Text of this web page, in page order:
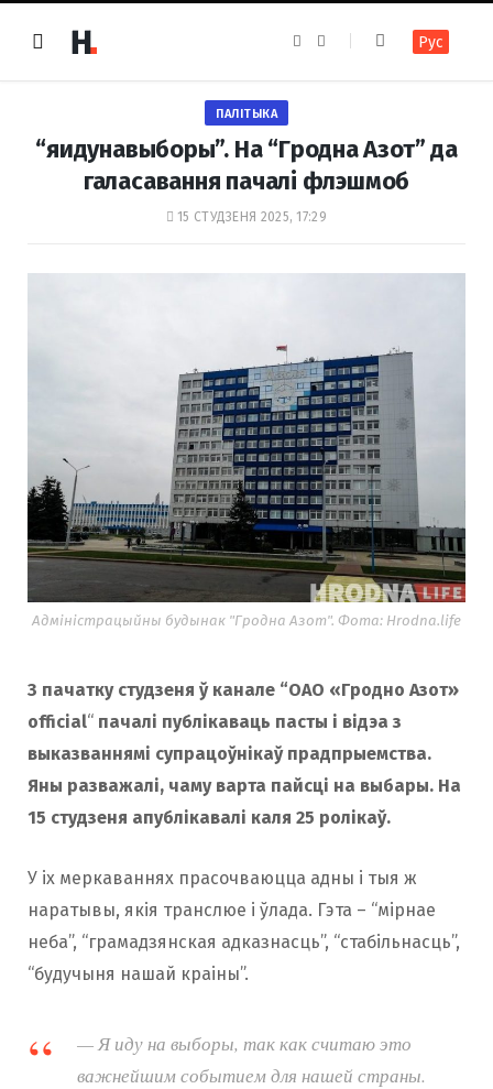
e
k
t
a
m
Рус
ПАЛІТЫКА
“яидунавыборы”. На “Гродна Азот” да
галасавання пачалі флэшмоб
15 СТУДЗЕНЯ 2025, 17:29
Адміністрацыйны будынак "Гродна Азот". Фота: Hrodna.life
З пачатку студзеня ў канале “ОАО «Гродно Азот»
official“ пачалі публікаваць пасты і відэа з
выказваннямі супрацоўнікаў прадпрыемства.
Яны разважалі, чаму варта пайсці на выбары. На
15 студзеня апублікавалі каля 25 ролікаў.
У іх меркаваннях прасочваюцца адны і тыя ж
наратывы, якія транслюе і ўлада. Гэта – “мірнае
неба”, “грамадзянская адказнасць”, “стабільнасць”,
“будучыня нашай краіны”.
— Я иду на выборы, так как считаю это
важнейшим событием для нашей страны.